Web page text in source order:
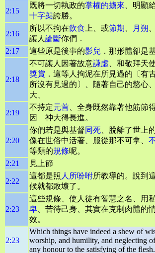
2:15
既將一切執政的掌權的擄來 、明顯
十字架誇勝。
2:16
所以不拘在飲食 上、或節期 月朔
讓人 論斷你們．
2:17
這些原是後事的影兒 ．那形體卻是
2:18
不可讓人因著故意謙虛 、和敬拜天
獎賞 ．這等人拘泥在所見過的〔有
所沒有見過的〕、隨著自己的慾心
大、
2:19
不持定元首 、全身既然靠著他筋節
因 神大得長進。
2:20
你們若是與基督同死 、脫離了世上
像在世俗中活著、服從那不可拿、
等類的規條呢。
2:21
見上節
2:22
這都是照 人所吩咐所教導的。說到
候就都敗壞了。
2:23
這些規條、使人徒有智慧之名、用
卑 、苦待己身、其實在克制肉體的
效。
2:23
Which things have indeed a shew of
worship, and humility, and neglecting
any honour to the satisfying of the flesh.